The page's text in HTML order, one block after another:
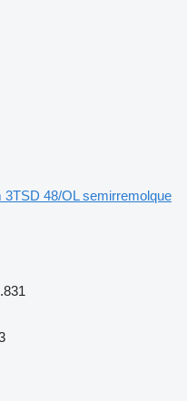
3TSD 48/OL semirremolque